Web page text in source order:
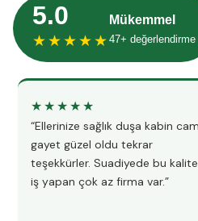
5.0
★★★★★
Mükemmel
47+ değerlendirme
★★★★★
“Ellerinize sağlık duşa kabin
gayet güzel oldu tekrar
teşekkürler. Suadiyede bu
iş yapan çok az firma var.”